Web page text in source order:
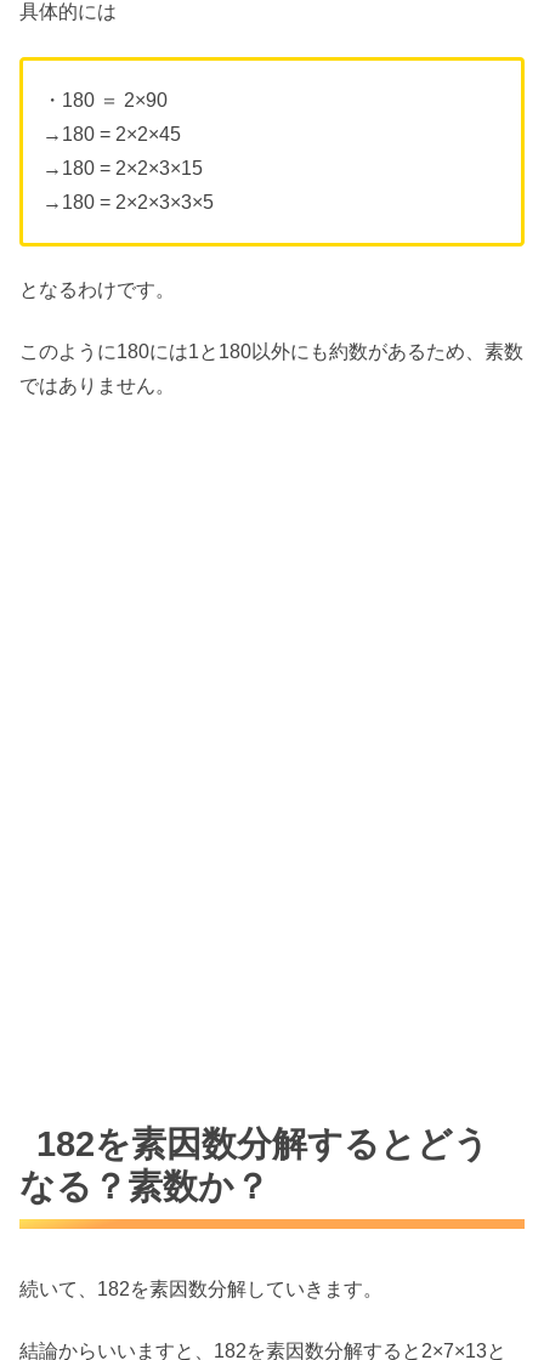
具体的には
・180 ＝ 2×90
→180 = 2×2×45
→180 = 2×2×3×15
→180 = 2×2×3×3×5
となるわけです。
このように180には1と180以外にも約数があるため、素数
ではありません。
182を素因数分解するとどう
なる？素数か？
続いて、182を素因数分解していきます。
結論からいいますと、182を素因数分解すると2×7×13と